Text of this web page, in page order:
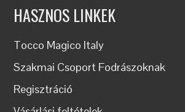
HASZNOS LINKEK
Tocco Magico Italy
Szakmai Csoport Fodrászoknak
Regisztráció